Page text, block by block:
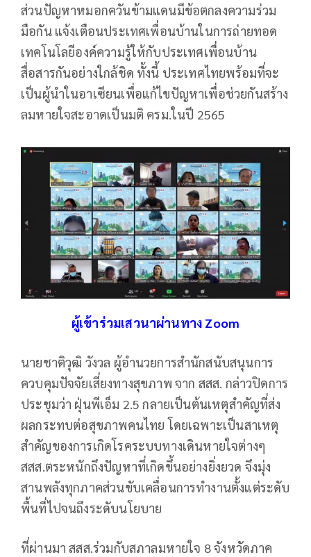
ส่วนปัญหาหมอกควันข้ามแดนมีข้อตกลงความร่วม
มือกัน แจ้งเตือนประเทศเพื่อนบ้านในการถ่ายทอด
เทคโนโลยีองค์ความรู้ให้กับประเทศเพื่อนบ้าน
สื่อสารกันอย่างใกล้ชิด ทั้งนี้ ประเทศไทยพร้อมที่จะ
เป็นผู้นำในอาเซียนเพื่อแก้ไขปัญหาเพื่อช่วยกันสร้าง
ลมหายใจสะอาดเป็นมติ ครม.ในปี 2565
ผู้เข้าร่วมเสวนาผ่านทาง Zoom
นายชาติวุฒิ วังวล ผู้อำนวยการสำนักสนับสนุนการ
ควบคุมปัจจัยเสี่ยงทางสุขภาพ จาก สสส. กล่าวปิดการ
ประชุมว่า ฝุ่นพีเอ็ม 2.5 กลายเป็นต้นเหตุสำคัญที่ส่ง
ผลกระทบต่อสุขภาพคนไทย โดยเฉพาะเป็นสาเหตุ
สำคัญของการเกิดโรคระบบทางเดินหายใจต่างๆ
สสส.ตระหนักถึงปัญหาที่เกิดขึ้นอย่างยิ่งยวด จึงมุ่ง
สานพลังทุกภาคส่วนขับเคลื่อนการทำงานตั้งแต่ระดับ
พื้นที่ไปจนถึงระดับนโยบาย
ที่ผ่านมา สสส.ร่วมกับสภาลมหายใจ 8 จังหวัดภาค